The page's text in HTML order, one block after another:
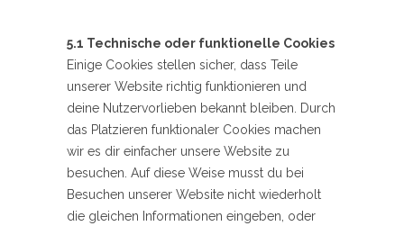
5.1 Technische oder funktionelle Cookies
Einige Cookies stellen sicher, dass Teile
unserer Website richtig funktionieren und
deine Nutzervorlieben bekannt bleiben. Durch
das Platzieren funktionaler Cookies machen
wir es dir einfacher unsere Website zu
besuchen. Auf diese Weise musst du bei
Besuchen unserer Website nicht wiederholt
die gleichen Informationen eingeben, oder